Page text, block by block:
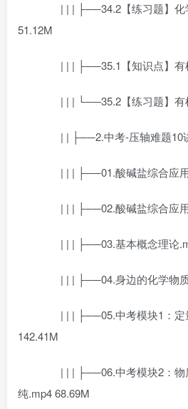
| | | ├──34.2【练习题】化
51.12M
| | | ├──35.1【知识点】有
| | | └──35.2【练习题】有
| | ├──2.中考-压轴难题10
| | | ├──01.酸碱盐综合应用
| | | ├──02.酸碱盐综合应用
| | | ├──03.基本概念理论
| | | ├──04.身边的化学物质
| | | ├──05.中考模块1：定
142.41M
| | | ├──06.中考模块2：物
纯.mp4 68.69M